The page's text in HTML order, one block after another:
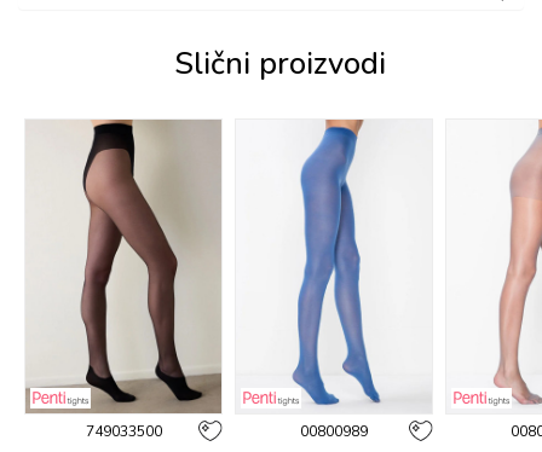
Slični proizvodi
749033500 00800989